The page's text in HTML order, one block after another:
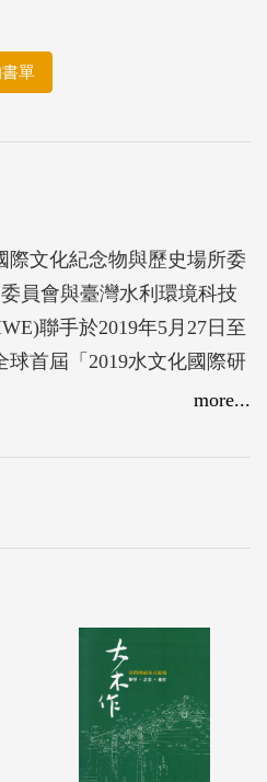
單
際文化紀念物與歷史場所委
員會與臺灣水利環境科技
聯手於2019年5月27日至
球首屆「2019水文化國際研
英文版論文集，以推廣分享
more...